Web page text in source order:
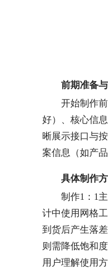
前期准备
开始制作
好）、核心信
晰展示接口与
案信息（如产
具体制作
制作1：1
计中使用网格
到货后产生落
则需降低饱和
用户理解使用